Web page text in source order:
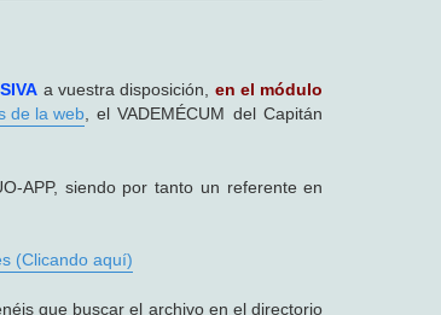
a vuestra disposición, en el módulo
de la web, el VADEMÉCUM del Capitán
APP, siendo por tanto un referente en
(Clicando aquí)
que buscar el archivo en el directorio